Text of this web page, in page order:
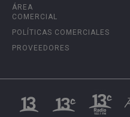
ÁREA
COMERCIAL
POLÍTICAS COMERCIALES
PROVEEDORES